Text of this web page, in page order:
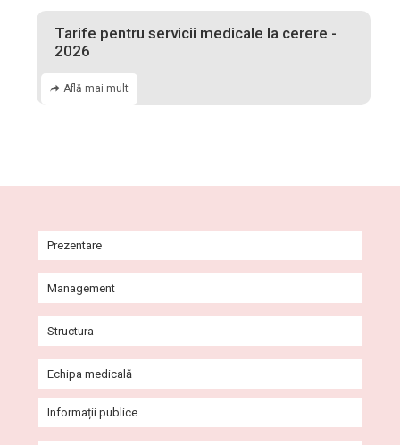
Tarife pentru servicii medicale la cerere -
2026
Află mai mult
Prezentare
Misiune și viziune
Agenda conducerii
Galerie imagini
Programe
Management
Consiliul de Administrație
Consiliul de Etică
Structura
Cabinete Ambulatoriu
Secții
Echipa medicală
Informații publice